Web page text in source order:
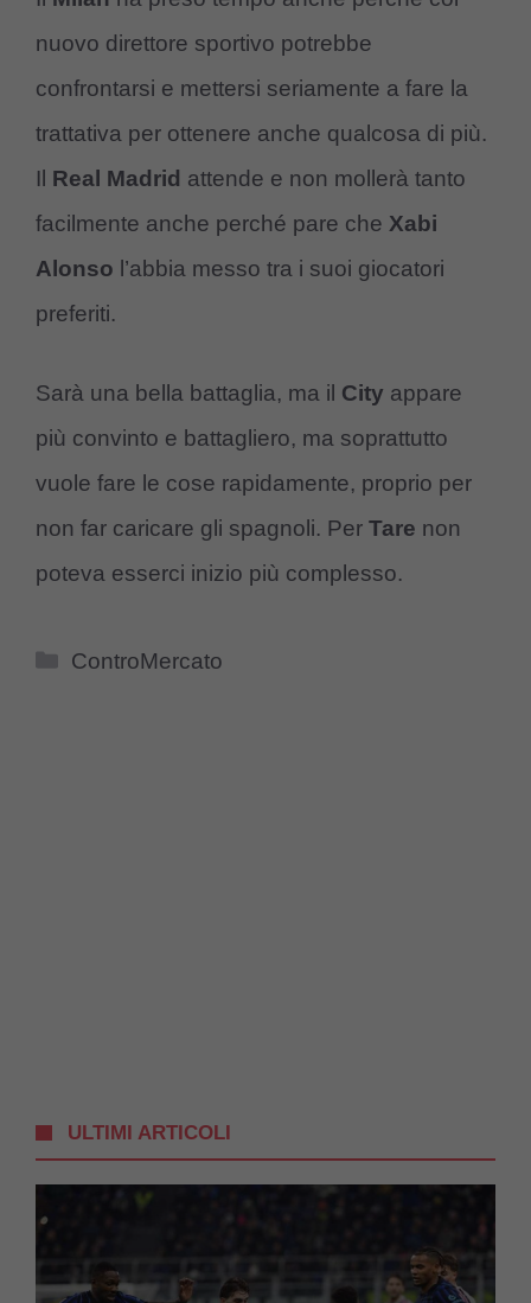
nuovo direttore sportivo potrebbe
confrontarsi e mettersi seriamente a fare la
trattativa per ottenere anche qualcosa di più.
Il Real Madrid attende e non mollerà tanto
facilmente anche perché pare che Xabi
Alonso l’abbia messo tra i suoi giocatori
preferiti.
Sarà una bella battaglia, ma il City appare
più convinto e battagliero, ma soprattutto
vuole fare le cose rapidamente, proprio per
non far caricare gli spagnoli. Per Tare non
poteva esserci inizio più complesso.
Categorie
ControMercato
ULTIMI ARTICOLI